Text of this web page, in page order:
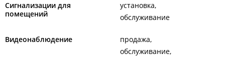
Сигнализации для
помещений
установка
обслуживание
Видеонаблюдение
продажа
обслуживание